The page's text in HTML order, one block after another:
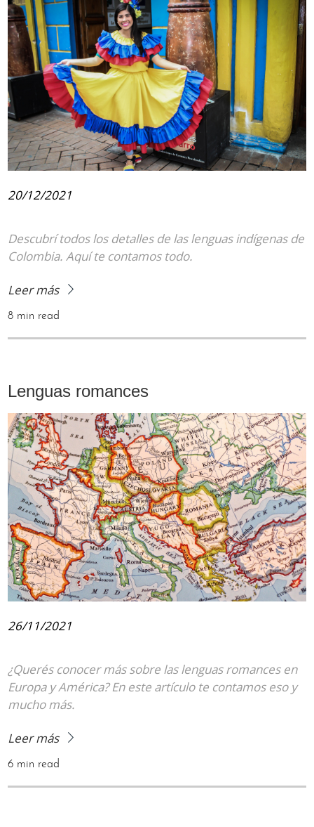
20/12/2021
Descubrí todos los detalles de las lenguas indígenas de
Colombia. Aquí te contamos todo.
Leer más
8 min read
Lenguas romances
26/11/2021
¿Querés conocer más sobre las lenguas romances en
Europa y América? En este artículo te contamos eso y
mucho más.
Leer más
6 min read